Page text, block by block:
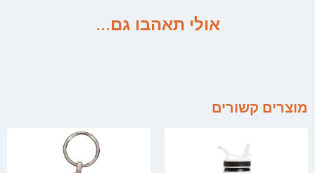
אולי תאהבו גם...
מוצרים קשורים